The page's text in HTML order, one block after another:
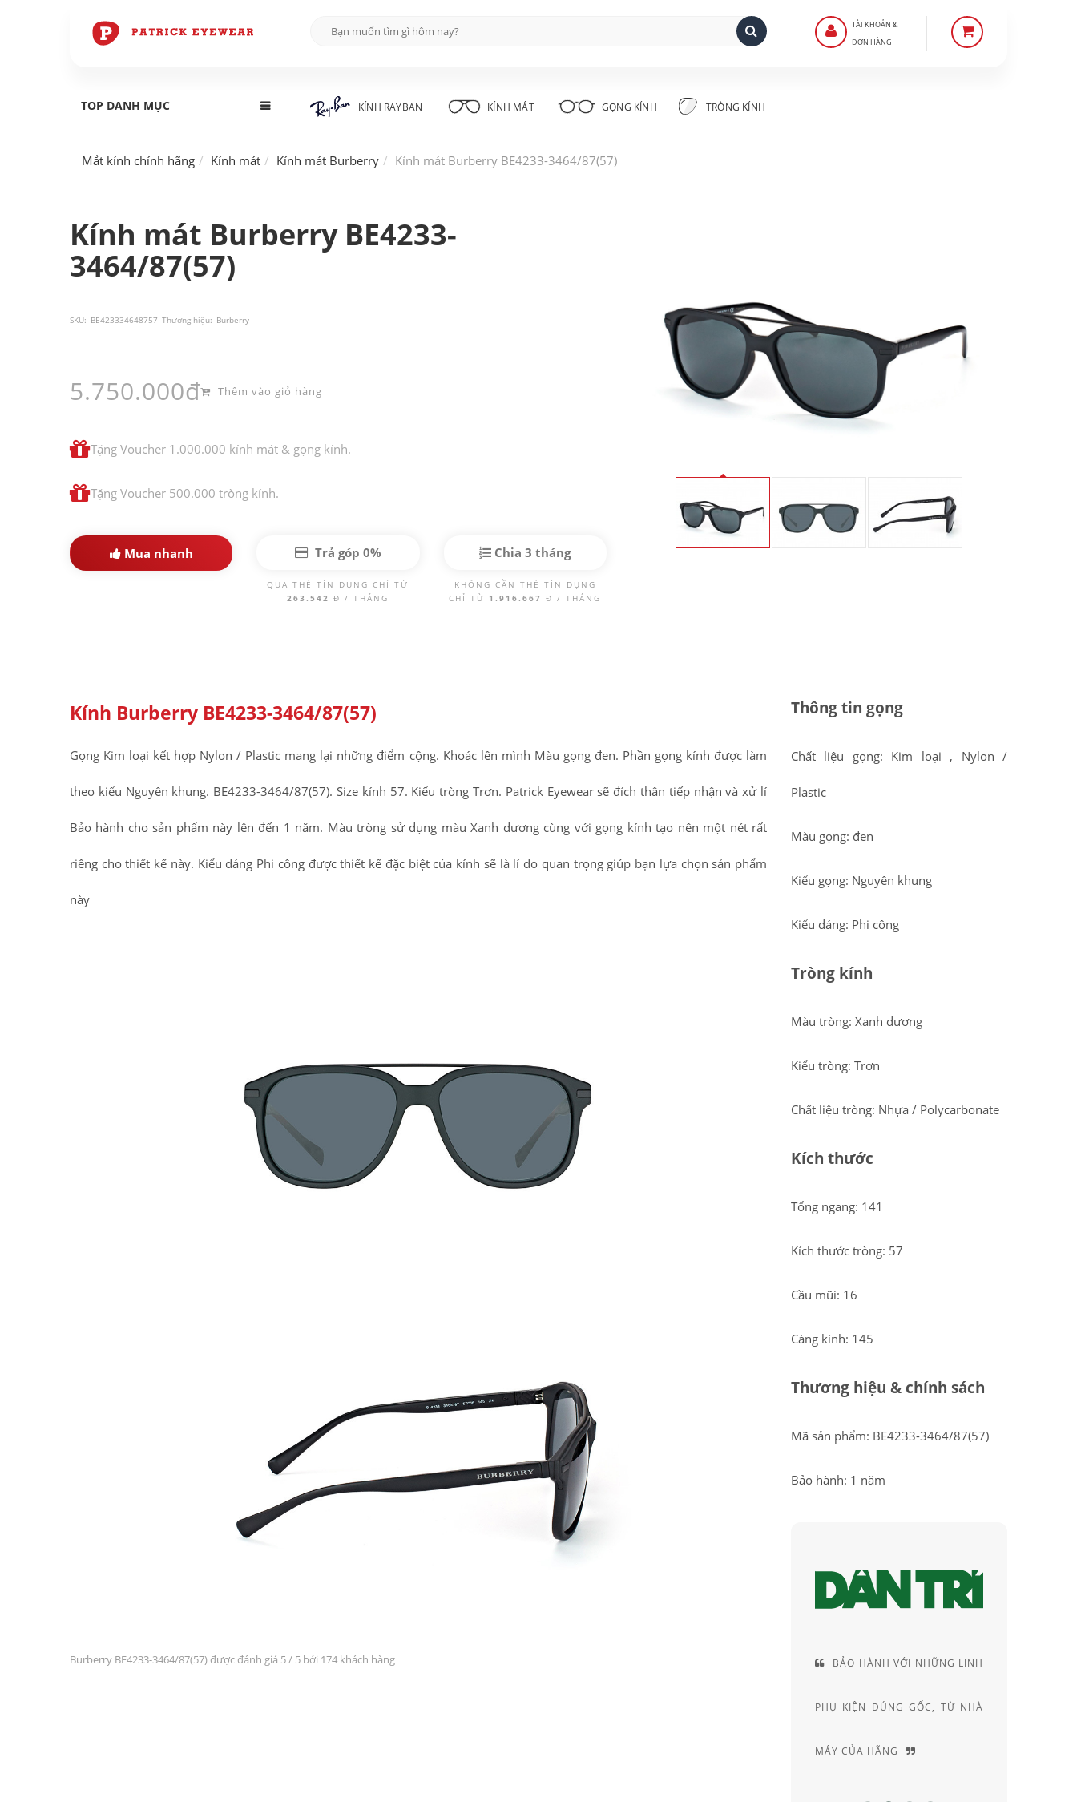
TÀI KHOẢN &
ĐƠN HÀNG
TOP DANH MỤC KÍNH RAYBAN KÍNH MÁT GỌNG KÍNH TRÒNG KÍNH
Mắt kính chính hãng Kính mát Kính mát Burberry Kính mát Burberry BE4233-3464/87(57)
Kính mát Burberry BE4233-
3464/87(57)
SKU: BE423334648757 Thương hiệu: Burberry
5.750.000đ Thêm vào giỏ hàng
Tặng Voucher 1.000.000 kính mát & gọng kính.
Tặng Voucher 500.000 tròng kính.
Mua nhanh Trả góp 0%
QUA THẺ TÍN DỤNG CHỈ TỪ
263.542Đ / THÁNG
Chia 3 tháng
KHÔNG CẦN THẺ TÍN DỤNG
CHỈ TỪ 1.916.667Đ / THÁNG
Kính Burberry BE4233-3464/87(57)
Gọng Kim loại kết hợp Nylon / Plastic mang lại những điểm cộng. Khoác lên mình Màu gọng đen. Phần gọng kính được làm
theo kiểu Nguyên khung. BE4233-3464/87(57). Size kính 57. Kiểu tròng Trơn. Patrick Eyewear sẽ đích thân tiếp nhận và xử lí
Bảo hành cho sản phẩm này lên đến 1 năm. Màu tròng sử dụng màu Xanh dương cùng với gọng kính tạo nên một nét rất
riêng cho thiết kế này. Kiểu dáng Phi công được thiết kế đặc biệt của kính sẽ là lí do quan trọng giúp bạn lựa chọn sản phẩm
này
Burberry BE4233-3464/87(57) được đánh giá 5/ 5 bởi 174 khách hàng
Thông tin gọng
Chất liệu gọng: Kim loại , Nylon /
Plastic
Màu gọng: đen
Kiểu gọng: Nguyên khung
Kiểu dáng: Phi công
Tròng kính
Màu tròng: Xanh dương
Kiểu tròng: Trơn
Chất liệu tròng: Nhựa / Polycarbonate
Kích thước
Tổng ngang: 141
Kích thước tròng: 57
Cầu mũi: 16
Càng kính: 145
Thương hiệu & chính sách
Mã sản phẩm: BE4233-3464/87(57)
Bảo hành: 1 năm
BẢO HÀNH VỚI NHỮNG LINH
PHỤ KIỆN ĐÚNG GỐC, TỪ NHÀ
MÁY CỦA HÃNG